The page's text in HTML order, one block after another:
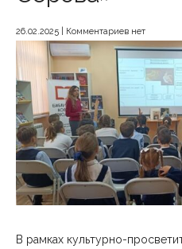
26.02.2025 Комментариев нет
В рамках культурно-